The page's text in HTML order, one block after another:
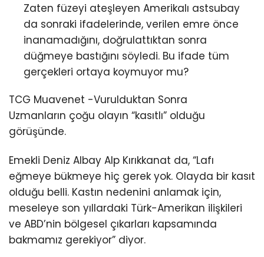
Zaten füzeyi ateşleyen Amerikalı astsubay
da sonraki ifadelerinde, verilen emre önce
inanamadığını, doğrulattıktan sonra
düğmeye bastığını söyledi. Bu ifade tüm
gerçekleri ortaya koymuyor mu?
TCG Muavenet -Vurulduktan Sonra
Uzmanların çoğu olayın “kasıtlı” olduğu
görüşünde.
Emekli Deniz Albay Alp Kırıkkanat da, “Lafı
eğmeye bükmeye hiç gerek yok. Olayda bir kasıt
olduğu belli. Kastın nedenini anlamak için,
meseleye son yıllardaki Türk-Amerikan ilişkileri
ve ABD’nin bölgesel çıkarları kapsamında
bakmamız gerekiyor” diyor.